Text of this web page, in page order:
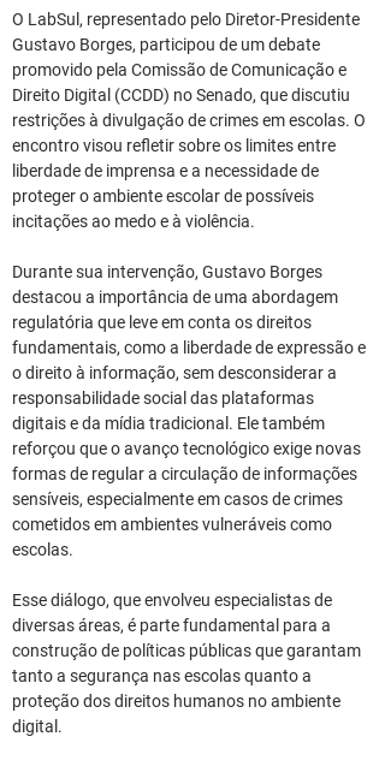
O LabSul, representado pelo Diretor-Presidente
Gustavo Borges, participou de um debate
promovido pela Comissão de Comunicação e
Direito Digital (CCDD) no Senado, que discutiu
restrições à divulgação de crimes em escolas. O
encontro visou refletir sobre os limites entre
liberdade de imprensa e a necessidade de
proteger o ambiente escolar de possíveis
incitações ao medo e à violência.
Durante sua intervenção, Gustavo Borges
destacou a importância de uma abordagem
regulatória que leve em conta os direitos
fundamentais, como a liberdade de expressão e
o direito à informação, sem desconsiderar a
responsabilidade social das plataformas
digitais e da mídia tradicional. Ele também
reforçou que o avanço tecnológico exige novas
formas de regular a circulação de informações
sensíveis, especialmente em casos de crimes
cometidos em ambientes vulneráveis como
escolas.
Esse diálogo, que envolveu especialistas de
diversas áreas, é parte fundamental para a
construção de políticas públicas que garantam
tanto a segurança nas escolas quanto a
proteção dos direitos humanos no ambiente
digital.